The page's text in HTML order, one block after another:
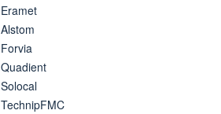
Eramet
Alstom
Forvia
Quadient
Solocal
TechnipFMC